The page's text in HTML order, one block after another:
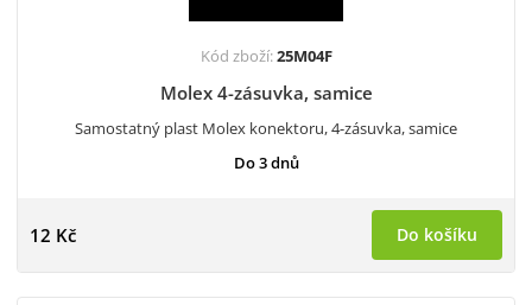
Kód zboží:25M04F
Molex 4-zásuvka, samice
Samostatný plast Molex konektoru, 4-zásuvka, samice
Do 3 dnů
12 Kč Do košíku